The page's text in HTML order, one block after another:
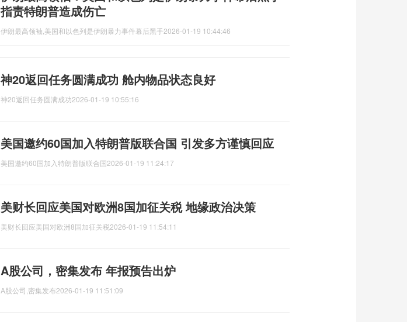
指责特朗普造成伤亡
伊朗最高领袖,美国和以色列是伊朗暴力事件幕后黑手2026-01-19 10:44:46
神20返回任务圆满成功 舱内物品状态良好
神20返回任务圆满成功2026-01-19 10:55:16
美国邀约60国加入特朗普版联合国 引发多方谨慎回应
美国邀约60国加入特朗普版联合国2026-01-19 11:24:17
美财长回应美国对欧洲8国加征关税 地缘政治决策
美财长回应美国对欧洲8国加征关税2026-01-19 11:54:11
A股公司，密集发布 年报预告出炉
A股公司,密集发布2026-01-19 11:51:09